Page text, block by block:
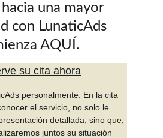
una mayor
con LunaticAds
AQUÍ.
su cita ahora
personalmente. En la cita
el servicio, no solo le
detallada, sino que,
juntos su situación